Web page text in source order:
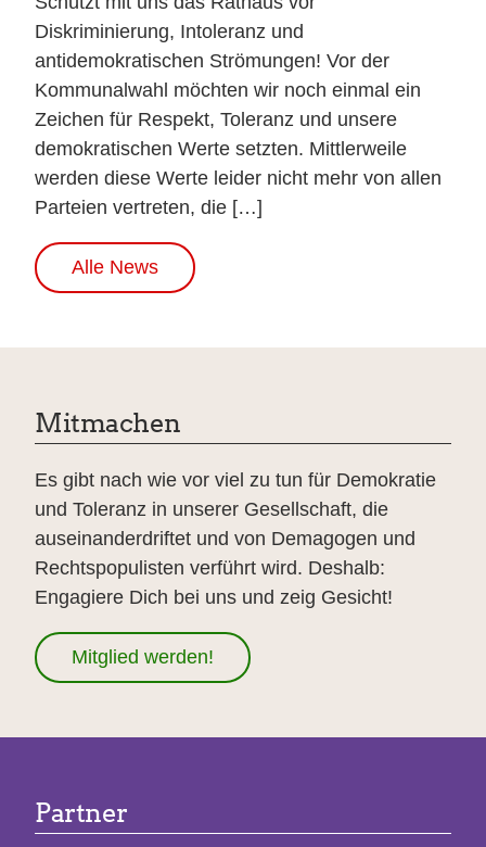
Diskriminierung, Intoleranz und
antidemokratischen Strömungen! Vor der
Kommunalwahl möchten wir noch einmal ein
Zeichen für Respekt, Toleranz und unsere
demokratischen Werte setzten. Mittlerweile
werden diese Werte leider nicht mehr von allen
Parteien vertreten, die […]
Alle News
Mitmachen
Es gibt nach wie vor viel zu tun für Demokratie
und Toleranz in unserer Gesellschaft, die
auseinanderdriftet und von Demagogen und
Rechtspopulisten verführt wird. Deshalb:
Engagiere Dich bei uns und zeig Gesicht!
Mitglied werden!
Partner